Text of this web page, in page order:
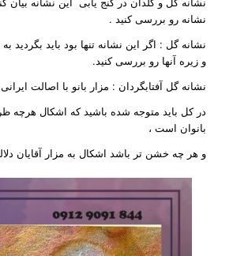
نشانه رو بررسی کنید .
نشانه گل : اگر این نشانه تنها بود باید بگردید
و زیره آنها رو بررسی کنید.
نشانه گل آفتابگردان : مزار بانو با اصالت
در کل باید متوجه شده باشید که اشکال هرچه
بانوان است ،
و هر چه خشن تر باشد اشکال به مزار آقایان